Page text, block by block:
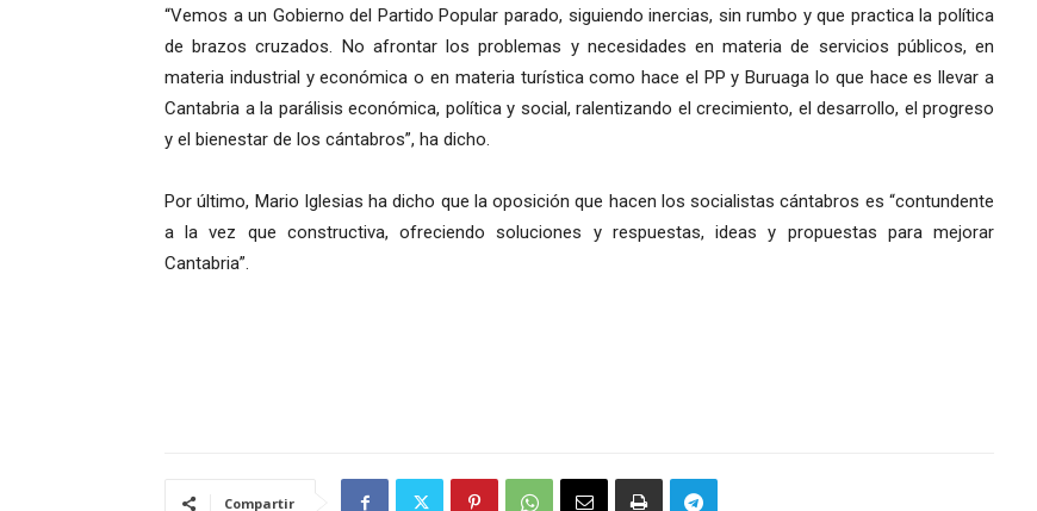
“Vemos a un Gobierno del Partido Popular parado, siguiendo inercias, sin rumbo y que practica la política
de brazos cruzados. No afrontar los problemas y necesidades en materia de servicios públicos, en
materia industrial y económica o en materia turística como hace el PP y Buruaga lo que hace es llevar a
Cantabria a la parálisis económica, política y social, ralentizando el crecimiento, el desarrollo, el progreso
y el bienestar de los cántabros”, ha dicho.
Por último, Mario Iglesias ha dicho que la oposición que hacen los socialistas cántabros es “contundente
a la vez que constructiva, ofreciendo soluciones y respuestas, ideas y propuestas para mejorar
Cantabria”.
Compartir